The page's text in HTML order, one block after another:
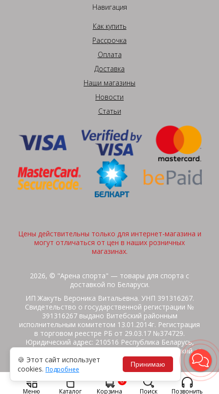
Навигация
Как купить
Рассрочка
Оплата
Доставка
Наши магазины
Новости
Статьи
Цены действительны только для интернет-магазина и
могут отличаться от цен в наших розничных
магазинах.
2026, © "Арена спорта" — товары для спорта с
доставкой по Беларуси.
ИП Жакуть Вероника Витальевна. УНП 391316267.
Свидетельство о государственной регистрации №
391316267 выдано Витебский районным
исполнительным комитетом 13.01.2014г. Регистрация
в торговом реестре РБ от 29.03.17 №374729.
Юридический адрес: 210516 Республика Беларусь,
Витебская область, Витебский район, Бабиничский с/
с, аг.Ольгово, ул.Школьная
Политика защиты данных
Гарантия/Экспертиза Обмен/Возврат
Меню Каталог Корзина
0
Поиск
Позвонить
🍪 Этот сайт использует
cookies. Подробнее
Принимаю